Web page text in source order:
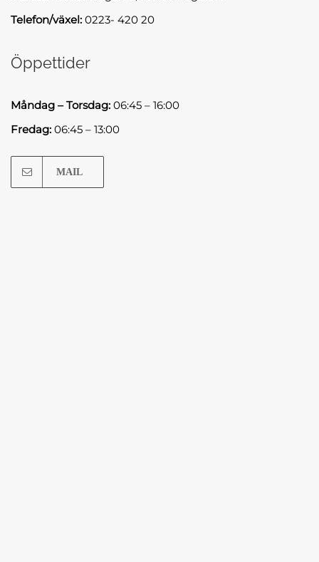
Telefon/växel: 0223- 420 20
Öppettider
Måndag – Torsdag: 06:45 – 16:00
Fredag: 06:45 – 13:00
MAIL